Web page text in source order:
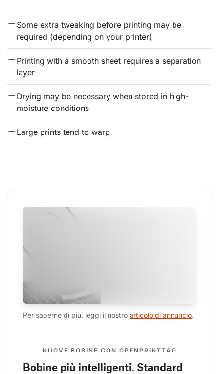
Some extra tweaking before printing may be
required (depending on your printer)
Printing with a smooth sheet requires a separation
layer
Drying may be necessary when stored in high-
moisture conditions
Large prints tend to warp
Per saperne di più, leggi il nostro articolo di annuncio.
NUOVE BOBINE CON OPENPRINTTAG
Bobine più intelligenti. Standard